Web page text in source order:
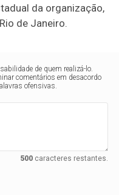
da organização,
de Janeiro.
de quem realizá-lo.
comentários em desacordo
ofensivas.
500caracteres restantes.